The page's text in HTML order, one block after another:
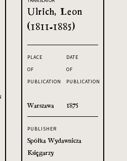
Ulrich, Leon
(1811-1885)
PLACE
OF
PUBLICATION
Warszawa
DATE
OF
PUBLICATION
1875
PUBLISHER
Spółka Wydawnicza
Księgarzy